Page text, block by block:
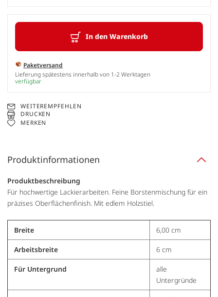
In den Warenkorb
Paketversand
Lieferung spätestens innerhalb von 1-2 Werktagen
verfügbar
WEITEREMPFEHLEN
DRUCKEN
MERKEN
Produktinformationen
Produktbeschreibung
Für hochwertige Lackierarbeiten. Feine Borstenmischung für ein
präzises Oberflächenfinish. Mit edlem Holzstiel.
Breite 6,00 cm
Arbeitsbreite 6 cm
Für Untergrund
alle
Untergründe